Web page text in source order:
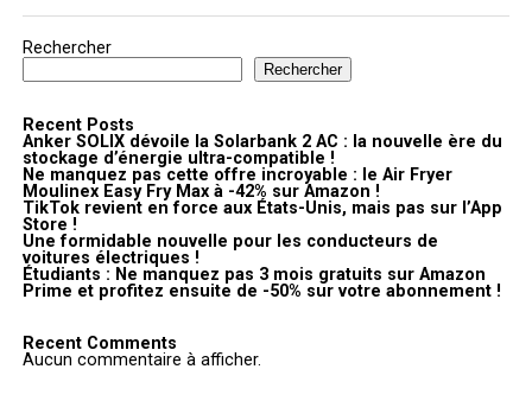
Rechercher
Rechercher
Recent Posts
Anker SOLIX dévoile la Solarbank 2 AC : la nouvelle ère du
stockage d’énergie ultra-compatible !
Ne manquez pas cette offre incroyable : le Air Fryer
Moulinex Easy Fry Max à -42% sur Amazon !
TikTok revient en force aux États-Unis, mais pas sur l’App
Store !
Une formidable nouvelle pour les conducteurs de
voitures électriques !
Étudiants : Ne manquez pas 3 mois gratuits sur Amazon
Prime et profitez ensuite de -50% sur votre abonnement !
Recent Comments
Aucun commentaire à afficher.